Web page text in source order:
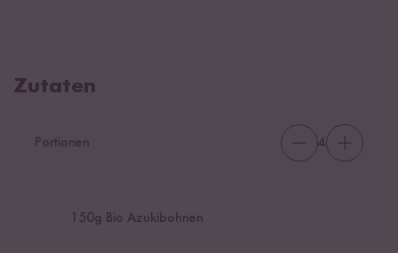
Zutaten
Portionen 4
150g Bio Azukibohnen